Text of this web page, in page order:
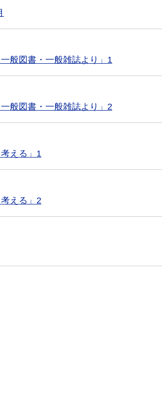
般図書・一般雑誌より」1
般図書・一般雑誌より」2
える」1
える」2